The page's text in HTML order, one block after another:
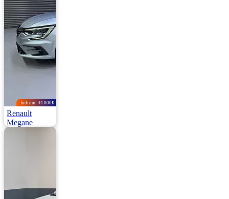
İndirim: 44.000₺
Renault
Megane